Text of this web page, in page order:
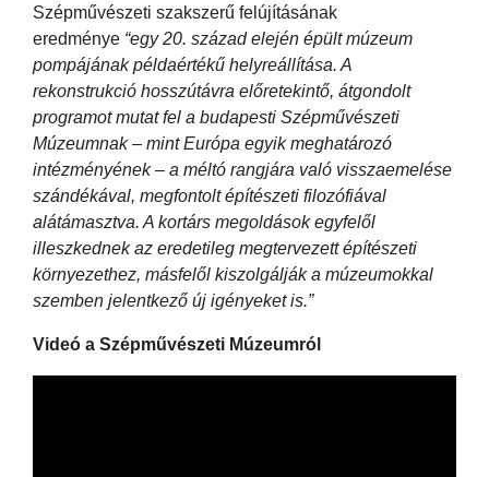
Szépművészeti szakszerű felújításának
eredménye “egy 20. század elején épült múzeum
pompájának példaértékű helyreállítása. A
rekonstrukció hosszútávra előretekintő, átgondolt
programot mutat fel a budapesti Szépművészeti
Múzeumnak – mint Európa egyik meghatározó
intézményének – a méltó rangjára való visszaemelése
szándékával, megfontolt építészeti filozófiával
alátámasztva. A kortárs megoldások egyfelől
illeszkednek az eredetileg megtervezett építészeti
környezethez, másfelől kiszolgálják a múzeumokkal
szemben jelentkező új igényeket is.”
Videó a Szépművészeti Múzeumról